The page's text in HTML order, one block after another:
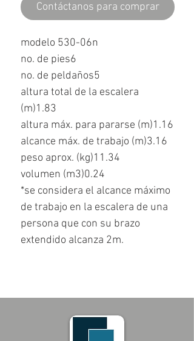
Contáctanos para comprar
modelo 530-06n
no. de pies6
no. de peldaños5
altura total de la escalera
(m)1.83
altura máx. para pararse (m)1.16
alcance máx. de trabajo (m)3.16
peso aprox. (kg)11.34
volumen (m3)0.24
*se considera el alcance máximo
de trabajo en la escalera de una
persona que con su brazo
extendido alcanza 2m.